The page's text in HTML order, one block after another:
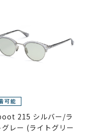
215 シルバー/ラ
グレー (ライトグリー